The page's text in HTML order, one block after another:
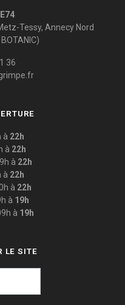
Tessy, Annecy Nord
36
à 22h
à 22h
à 22h
à 22h
à 22h
à 19h
à 19h
LE SITE